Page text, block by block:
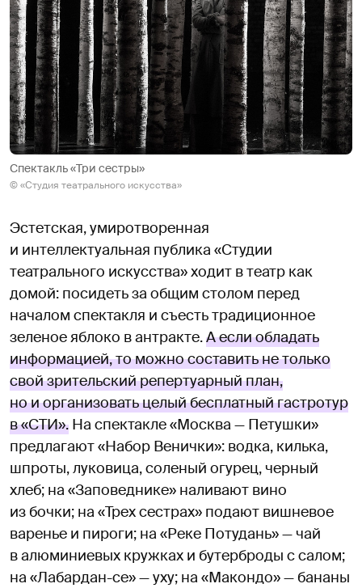
Спектакль «Три сестры»
© «Студия театрального искусства»
Эстетская, умиротворенная
и интеллектуальная публика «Студии
театрального искусства» ходит в театр как
домой: посидеть за общим столом перед
началом спектакля и съесть традиционное
зеленое яблоко в антракте.А если обладать
информацией, то можно составить не только
свой зрительский репертуарный план,
но и организовать целый бесплатный гастротур
в «СТИ». На спектакле «Москва — Петушки»
предлагают «Набор Венички»: водка, килька,
шпроты, луковица, соленый огурец, черный
хлеб; на «Заповеднике» наливают вино
из бочки; на «Трех сестрах» подают вишневое
варенье и пироги; на «Реке Потудань» — чай
в алюминиевых кружках и бутерброды с салом;
на «Лабардан-се» — уху; на «Макондо» — бананы